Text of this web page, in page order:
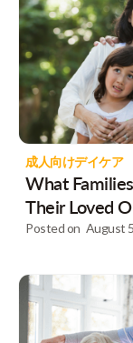
成人向けデイケア
What
Their Loved
Posted on August